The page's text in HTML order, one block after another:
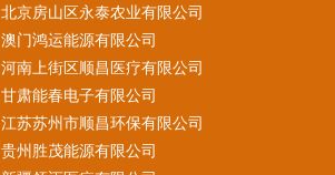
北京房山区永泰农业有限公司
澳门鸿运能源有限公司
河南上街区顺昌医疗有限公司
甘肃能春电子有限公司
江苏苏州市顺昌环保有限公司
贵州胜茂能源有限公司